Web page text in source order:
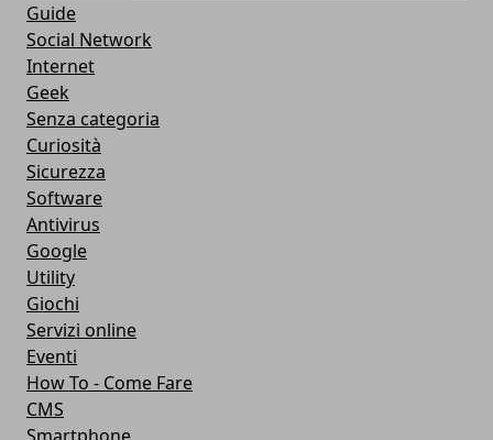
Guide
Social Network
Internet
Geek
Senza categoria
Curiosità
Sicurezza
Software
Antivirus
Google
Utility
Giochi
Servizi online
Eventi
How To - Come Fare
CMS